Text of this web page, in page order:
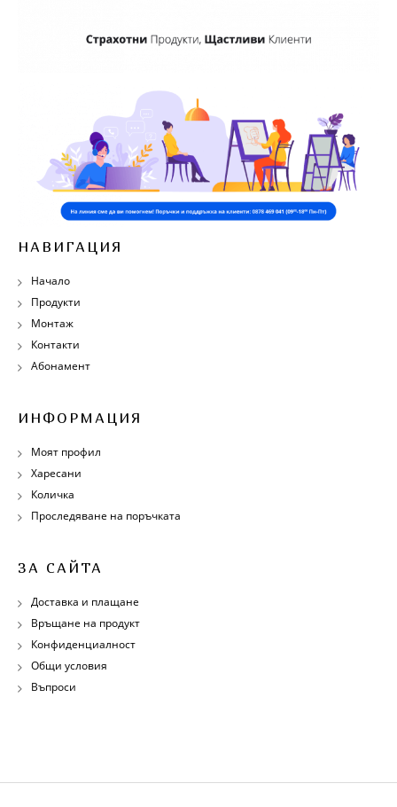
НАВИГАЦИЯ
Начало
Продукти
Монтаж
Контакти
Абонамент
ИНФОРМАЦИЯ
Моят профил
Харесани
Количка
Проследяване на поръчката
ЗА САЙТА
Доставка и плащане
Връщане на продукт
Конфиденциалност
Общи условия
Въпроси